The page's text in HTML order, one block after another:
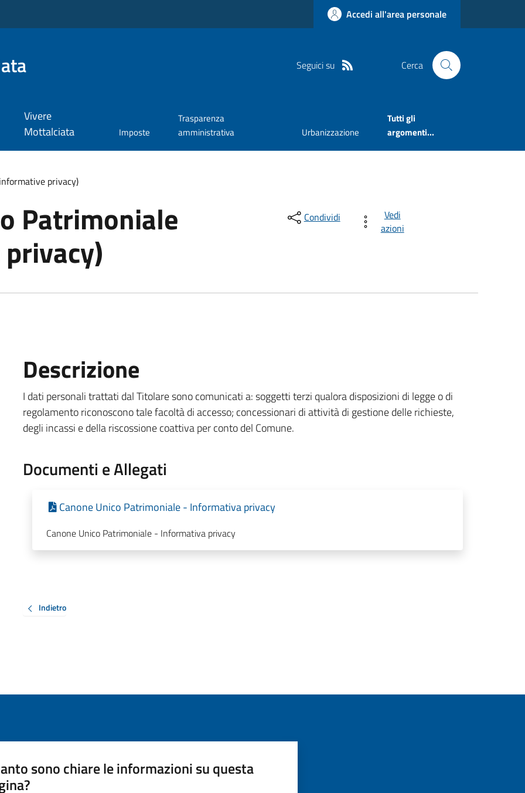
Accedi all'area personale
Seguici su Cerca
Vivere
Mottalciata
Imposte
Trasparenza
amministrativa
Urbanizzazione
Tutti gli
argomenti...
privacy)
Patrimoniale Condividi
Vedi
azioni
Descrizione
I dati personali trattati dal Titolare sono comunicati a: soggetti terzi qualora disposizioni di legge o di
regolamento riconoscono tale facoltà di accesso; concessionari di attività di gestione delle richieste,
degli incassi e della riscossione coattiva per conto del Comune.
Documenti e Allegati
Canone Unico Patrimoniale - Informativa privacy
Canone Unico Patrimoniale - Informativa privacy
Indietro
sono chiare le informazioni su questa